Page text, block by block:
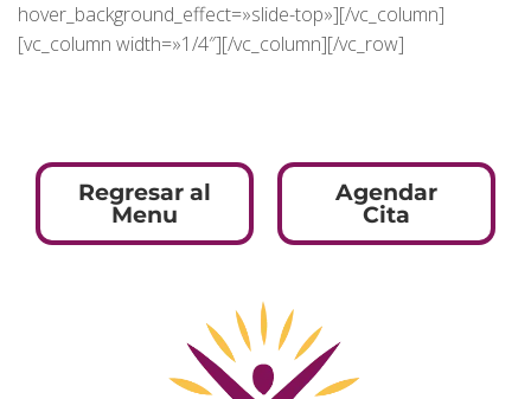
hover_background_effect=»slide-top»][/vc_column]
[vc_column width=»1/4″][/vc_column][/vc_row]
Regresar al
Menu
Agendar
Cita